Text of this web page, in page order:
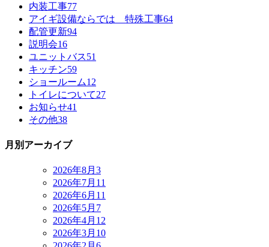
内装工事77
アイギ設備ならでは 特殊工事64
配管更新94
説明会16
ユニットバス51
キッチン59
ショールーム12
トイレについて27
お知らせ41
その他38
月別アーカイブ
2026年8月 3
2026年7月 11
2026年6月 11
2026年5月 7
2026年4月 12
2026年3月 10